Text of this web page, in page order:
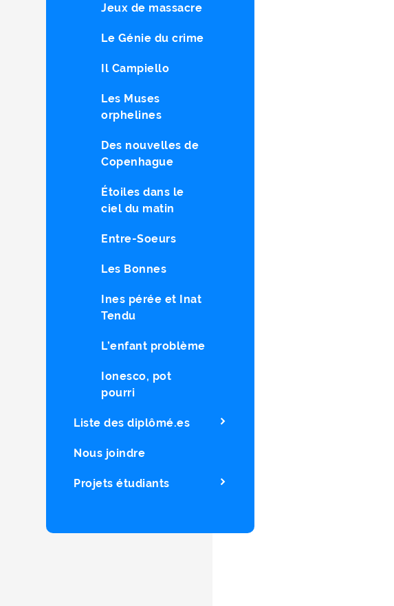
Jeux de massacre
Le Génie du crime
Il Campiello
Les Muses
orphelines
Des nouvelles de
Copenhague
Étoiles dans le
ciel du matin
Entre-Soeurs
Les Bonnes
Ines pérée et Inat
Tendu
L’enfant problème
Ionesco, pot
pourri
Liste des diplômé.es
Nous joindre
Projets étudiants